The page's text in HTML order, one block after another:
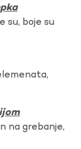
su, boje su
na grebanje,